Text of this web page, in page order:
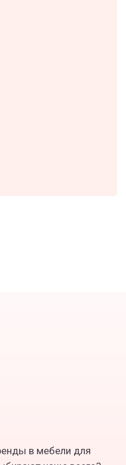
в мебели для